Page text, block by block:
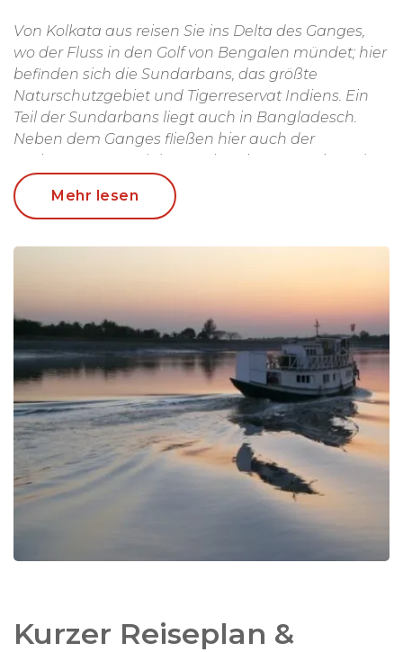
Von Kolkata aus reisen Sie ins Delta des Ganges,
wo der Fluss in den Golf von Bengalen mündet; hier
befinden sich die Sundarbans, das größte
Naturschutzgebiet und Tigerreservat Indiens. Ein
Teil der Sundarbans liegt auch in Bangladesch.
Neben dem Ganges fließen hier auch der
Brahmaputra und der Meghna ins Meer. Sie finden
das größte Mangrovenwaldgebiet der Welt vor, 70%
der Fläche liegen im Salzwasser, und das Gebiet
besteht aus hunderten von Bächen und kleinen
Flüssen.
darunter viele exotische Vogelarten. Sie begegnen
einigen der weltweit seltensten Tierarten, darunter
der Sumpf-Perdrix, der braunflügelige Eisvogel, der
Pallas-Seeadler und viele andere Vögel. Doch die
Sundarbans sind vor allem bekannt für die fast 300
Tiger, die hier umherstreifen. Diese Tiger haben sich
sogar so angepasst, dass sie schwimmen können.
Natürlich ist die Wahrscheinlichkeit, Tiger zu sehen,
eher gering.
Mehr lesen
Kurzer Reiseplan &